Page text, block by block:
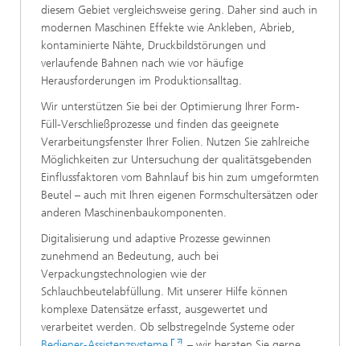
diesem Gebiet vergleichsweise gering. Daher sind auch in
modernen Maschinen Effekte wie Ankleben, Abrieb,
kontaminierte Nähte, Druckbildstörungen und
verlaufende Bahnen nach wie vor häufige
Herausforderungen im Produktionsalltag.
Wir unterstützen Sie bei der Optimierung Ihrer Form-
Füll-Verschließprozesse und finden das geeignete
Verarbeitungsfenster Ihrer Folien. Nutzen Sie zahlreiche
Möglichkeiten zur Untersuchung der qualitätsgebenden
Einflussfaktoren vom Bahnlauf bis hin zum umgeformten
Beutel – auch mit Ihren eigenen Formschultersätzen oder
anderen Maschinenbaukomponenten.
Digitalisierung und adaptive Prozesse gewinnen
zunehmend an Bedeutung, auch bei
Verpackungstechnologien wie der
Schlauchbeutelabfüllung. Mit unserer Hilfe können
komplexe Datensätze erfasst, ausgewertet und
verarbeitet werden. Ob selbstregelnde Systeme oder